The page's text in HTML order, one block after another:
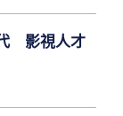
影視人才